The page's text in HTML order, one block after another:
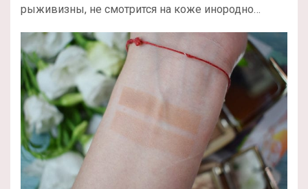
рыживизны, не смотрится на коже инородно…